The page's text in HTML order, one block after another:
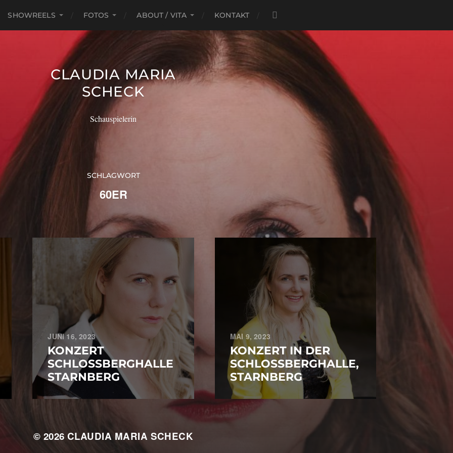
SHOWREELS FOTOS ABOUT / VITA KONTAKT
CLAUDIA MARIA
SCHECK
Schauspielerin
SCHLAGWORT
60ER
JUNI 16, 2023
KONZERT
SCHLOSSBERGHALLE
STARNBERG
MAI 9, 2023
KONZERT IN DER
SCHLOSSBERGHALLE,
STARNBERG
© 2026 CLAUDIA MARIA SCHECK